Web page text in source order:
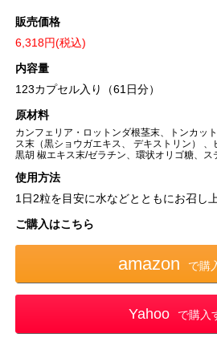
販売価格
6,318円(税込)
内容量
123カプセル入り（61日分）
原材料
カンフェリア・ロットンダ根茎末、トンカッ
ス末（黒ショウガエキス、 デキストリン） 、
黒胡 椒エキス末/ゼラチン、環状オリゴ糖、ス
使用方法
1日2粒を目安に水などとともにお召し
ご購入はこちら
amazon で購
Yahoo で購入